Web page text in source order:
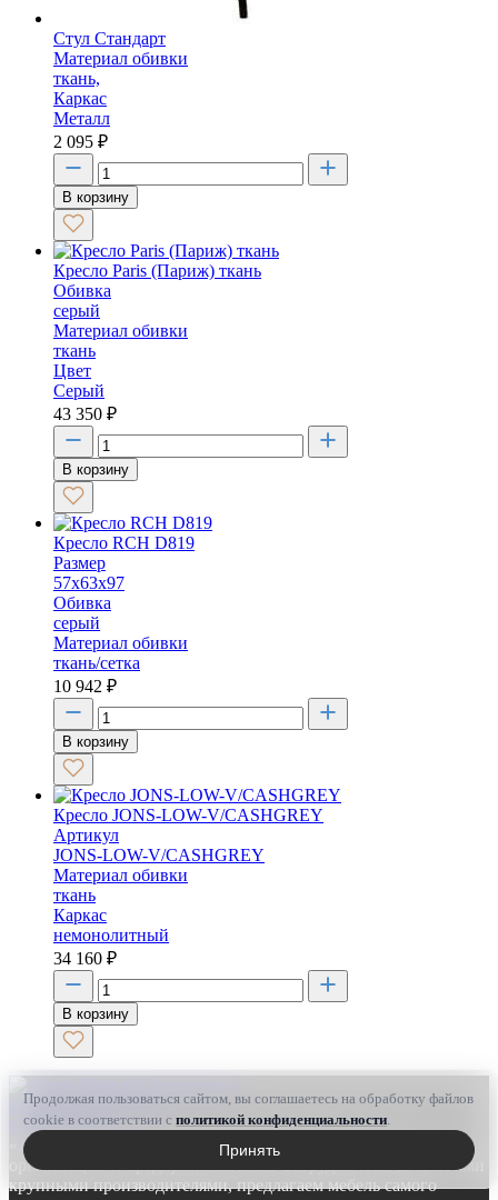
Стул Стандарт
Материал обивки
ткань,
Каркас
Металл
2 095 ₽
В корзину
Кресло Paris (Париж) ткань
Обивка
серый
Материал обивки
ткань
Цвет
Серый
43 350 ₽
В корзину
Кресло RCH D819
Размер
57х63х97
Обивка
серый
Материал обивки
ткань/сетка
10 942 ₽
В корзину
Кресло JONS-LOW-V/CASHGREY
Артикул
JONS-LOW-V/CASHGREY
Материал обивки
ткань
Каркас
немонолитный
34 160 ₽
В корзину
мебельные решения
в Воронеже
«Атлон-М» занимается поставкой офисной мебели для
организаций и предпринимателей. Сотрудничаем со многими
крупными производителями, предлагаем мебель самого
Продолжая пользоваться сайтом, вы соглашаетесь на обработку файлов
cookie в соответствии с политикой конфиденциальности.
Принять